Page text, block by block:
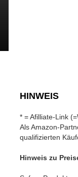
HINWEIS
* = Afilliate-Link
Als Amazon-
qualifizierten
Hinweis zu